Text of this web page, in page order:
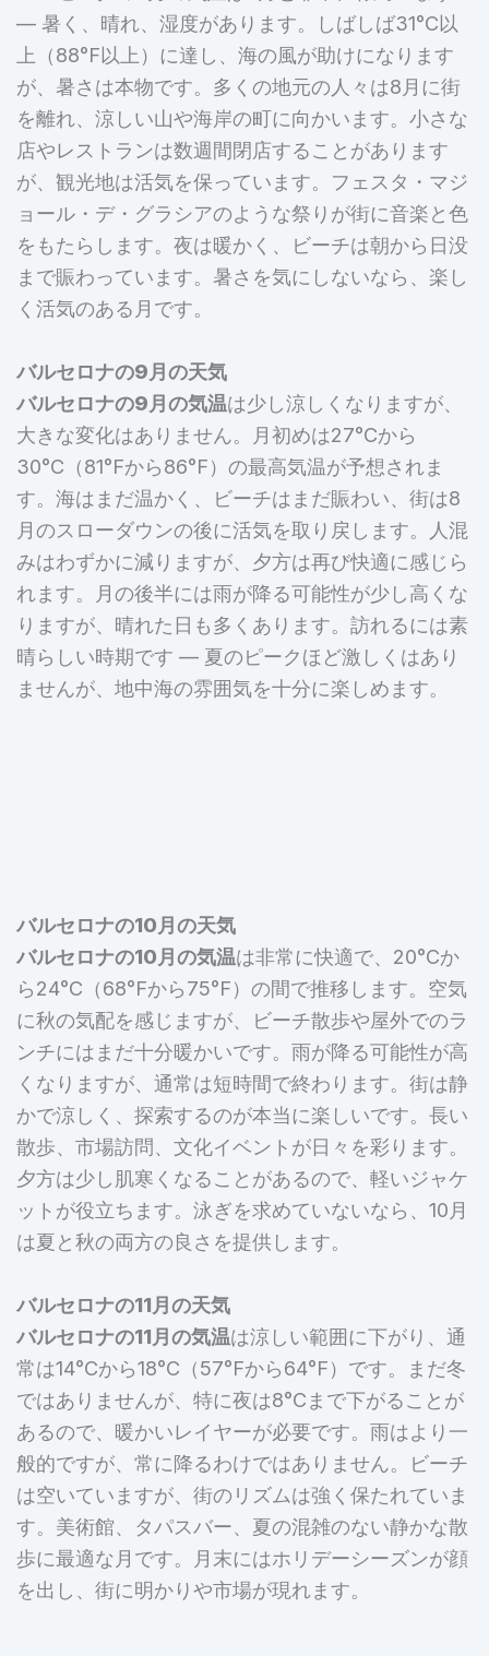
— 暑く、晴れ、湿度があります。しばしば31°C以
上（88°F以上）に達し、海の風が助けになります
が、暑さは本物です。多くの地元の人々は8月に街
を離れ、涼しい山や海岸の町に向かいます。小さな
店やレストランは数週間閉店することがあります
が、観光地は活気を保っています。フェスタ・マジ
ョール・デ・グラシアのような祭りが街に音楽と色
をもたらします。夜は暖かく、ビーチは朝から日没
まで賑わっています。暑さを気にしないなら、楽し
く活気のある月です。
バルセロナの9月の天気
バルセロナの9月の気温は少し涼しくなりますが、
大きな変化はありません。月初めは27°Cから
30°C（81°Fから86°F）の最高気温が予想されま
す。海はまだ温かく、ビーチはまだ賑わい、街は8
月のスローダウンの後に活気を取り戻します。人混
みはわずかに減りますが、夕方は再び快適に感じら
れます。月の後半には雨が降る可能性が少し高くな
りますが、晴れた日も多くあります。訪れるには素
晴らしい時期です — 夏のピークほど激しくはあり
ませんが、地中海の雰囲気を十分に楽しめます。
バルセロナの10月の天気
バルセロナの10月の気温は非常に快適で、20°Cか
ら24°C（68°Fから75°F）の間で推移します。空気
に秋の気配を感じますが、ビーチ散歩や屋外でのラ
ンチにはまだ十分暖かいです。雨が降る可能性が高
くなりますが、通常は短時間で終わります。街は静
かで涼しく、探索するのが本当に楽しいです。長い
散歩、市場訪問、文化イベントが日々を彩ります。
夕方は少し肌寒くなることがあるので、軽いジャケ
ットが役立ちます。泳ぎを求めていないなら、10月
は夏と秋の両方の良さを提供します。
バルセロナの11月の天気
バルセロナの11月の気温は涼しい範囲に下がり、通
常は14°Cから18°C（57°Fから64°F）です。まだ冬
ではありませんが、特に夜は8°Cまで下がることが
あるので、暖かいレイヤーが必要です。雨はより一
般的ですが、常に降るわけではありません。ビーチ
は空いていますが、街のリズムは強く保たれていま
す。美術館、タパスバー、夏の混雑のない静かな散
歩に最適な月です。月末にはホリデーシーズンが顔
を出し、街に明かりや市場が現れます。